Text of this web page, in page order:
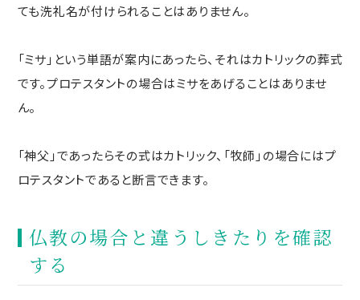
ても洗礼名が付けられることはありません。
「ミサ」という単語が案内にあったら、それはカトリックの葬式
です。プロテスタントの場合はミサをあげることはありませ
ん。
「神父」であったらその式はカトリック、「牧師」の場合にはプ
ロテスタントであると断言できます。
仏教の場合と違うしきたりを確認
する